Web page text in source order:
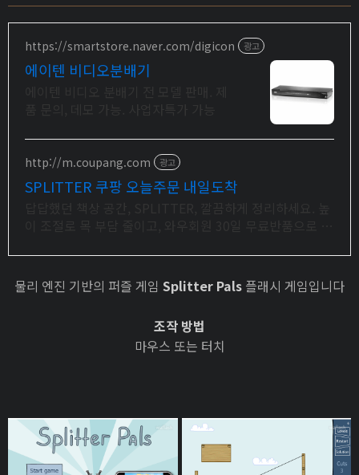
https://smartstore.naver.com/digicon 광고
에이텐 비디오분배기
http://m.coupang.com 광고
SPLITTER 쿠팡 오늘주문 내일도착
물리 엔진 기반의 퍼즐 게임 Splitter Pals 플래시 게임입니다
조작 방법
마우스 또는 터치